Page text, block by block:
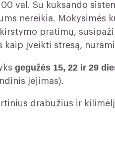
val. Su kuksando
nereikia. Mokysimės
pratimų,
kaip įveikti stresą,
gegužės 15, 22 ir 29
įėjimas).
drabužius ir